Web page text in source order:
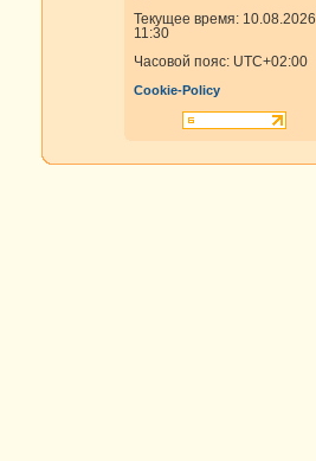
Текущее время: 10.08.2026
11:30
Часовой пояс: UTC+02:00
Cookie-Policy